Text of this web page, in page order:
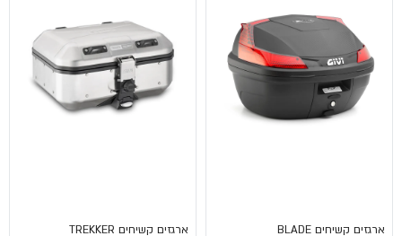
ארגזים קשיחים BLADE
ארגזים קשיחים TREKKER